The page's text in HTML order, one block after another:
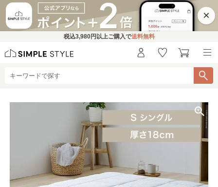
×
税込3,980円 以上ご購入で送料無料